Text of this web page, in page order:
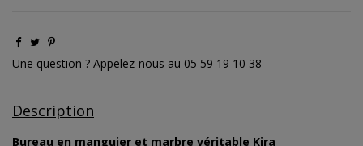
Une question ? Appelez-nous au 05 59 19 10 38
Description
Bureau en manguier et marbre véritable Kira